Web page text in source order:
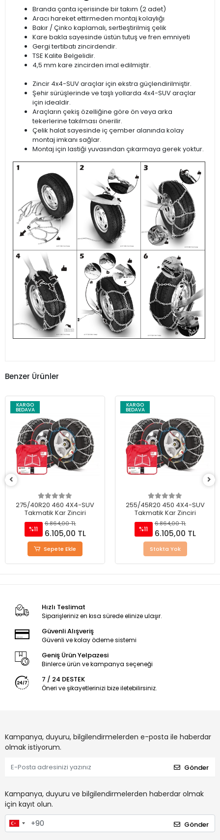
Branda çanta içerisinde bir takım (2 adet)
Aracı hareket ettirmeden montaj kolaylığı
Bakır / Çinko kaplamalı, sertleştirilmiş çelik
Kare bakla sayesinde üstün tutuş ve fren emniyeti
Gergi tertibatı zincirdendir.
TSE Kalite Belgelidir.
4,5 mm kare zincirden imal edilmiştir.
Zincir 4x4-SUV araçlar için ekstra güçlendirilmiştir.
Şehir sürüşlerinde ve taşlı yollarda 4x4-SUV araçlar
için idealdir.
Araçların çekiş özelliğine göre ön veya arka
tekerlerine takılması önerilir.
Çelik halat sayesinde iç çember alanında kolay
montaj imkanı sağlar.
Montaj için lastiği yuvasından çıkarmaya gerek yoktur.
Benzer Ürünler
KARGO
BEDAVA
255/45R20 450 4X4-SUV
Takmatik Kar Zinciri
%11
6.864,00 TL
6.105,00 TL
Stokta Yok
KARGO
BEDAVA
245/45R18 400 4X4-SUV
Takmatik Kar Zinciri
%11
6.864,00 TL
6.105,00 TL
Sepete Ekle
Hızlı Teslimat
Siparişleriniz en kısa sürede elinize ulaşır.
Güvenli Alışveriş
Güvenli ve kolay ödeme sistemi
Geniş Ürün Yelpazesi
Binlerce ürün ve kampanya seçeneği
7 / 24 DESTEK
Öneri ve şikayetlerinizi bize iletebilirsiniz.
Kampanya, duyuru, bilgilendirmelerden e-posta ile haberdar
olmak istiyorum.
Gönder
Kampanya, duyuru ve bilgilendirmelerden haberdar olmak
için kayıt olun.
Gönder